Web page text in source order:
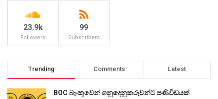
23.9k
Followers
99
Subscribers
Trending Comments Latest
BOC බැංකුවෙන් ගනුදෙනුකරුවන්ට පණිවිඩයක්